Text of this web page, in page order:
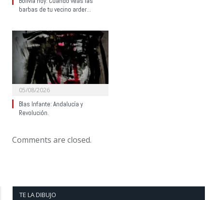
barbas de tu vecino arder…
05/08/2026
Blas Infante: Andalucía y
Revolución.
Comments are closed.
TE LA DIBUJO